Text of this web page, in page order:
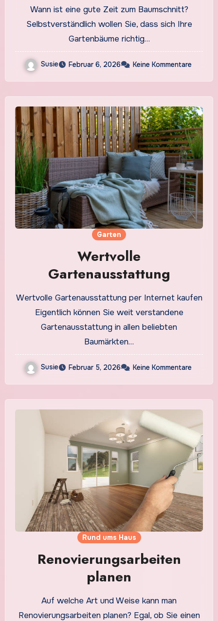
Wann ist eine gute Zeit zum Baumschnitt?
Selbstverständlich wollen Sie, dass sich Ihre
Gartenbäume richtig…
Susie Februar 6, 2026 Keine Kommentare
Garten
Wertvolle
Gartenausstattung
Wertvolle Gartenausstattung per Internet kaufen
Eigentlich können Sie weit verstandene
Gartenausstattung in allen beliebten
Baumärkten…
Susie Februar 5, 2026 Keine Kommentare
Rund ums Haus
Renovierungsarbeiten
planen
Auf welche Art und Weise kann man
Renovierungsarbeiten planen? Egal, ob Sie einen